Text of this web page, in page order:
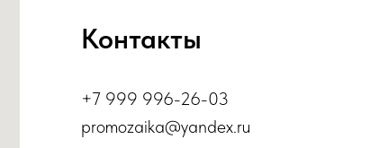
ИНН 503010324885
ОГРНИП 313503034000022